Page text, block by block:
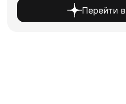
Перейти в